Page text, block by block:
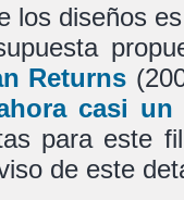
los diseños
Returns
casi un
para este
de este